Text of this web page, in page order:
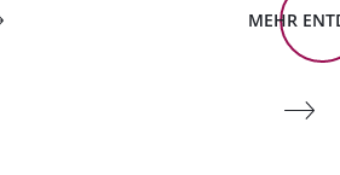
MEHR